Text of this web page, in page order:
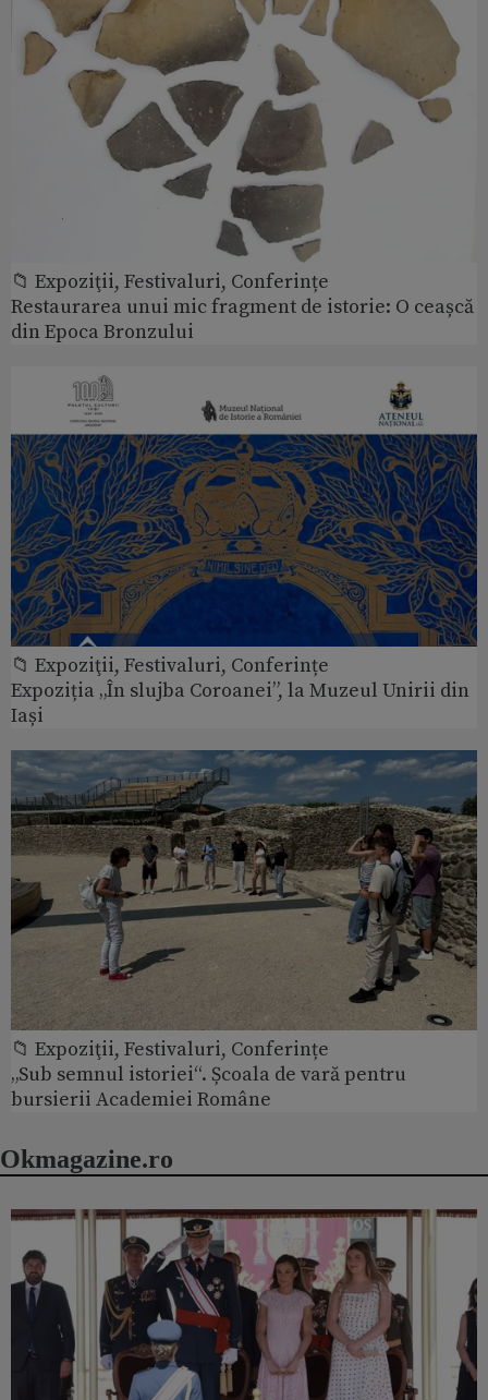
📁 Expoziţii, Festivaluri, Conferințe
Restaurarea unui mic fragment de istorie: O ceașcă
din Epoca Bronzului
📁 Expoziţii, Festivaluri, Conferințe
Expoziția „În slujba Coroanei”, la Muzeul Unirii din
Iași
📁 Expoziţii, Festivaluri, Conferințe
„Sub semnul istoriei“. Școala de vară pentru
bursierii Academiei Române
Okmagazine.ro